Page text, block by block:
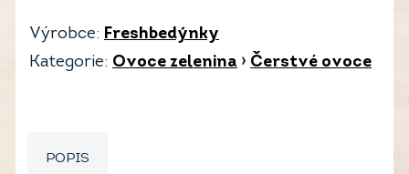
Výrobce: Freshbedýnky
Kategorie: Ovoce zelenina › Čerstvé ovoce
POPIS